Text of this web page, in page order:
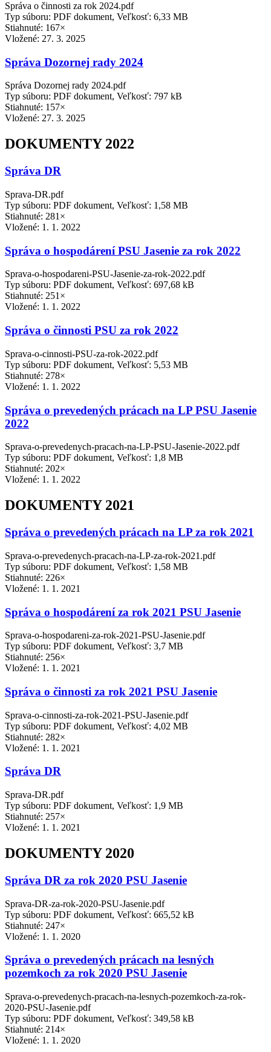
Správa o činnosti za rok 2024.pdf
Typ súboru: PDF dokument, Veľkosť: 6,33 MB
Stiahnuté: 167×
Vložené: 27. 3. 2025
Správa Dozornej rady 2024
Správa Dozornej rady 2024.pdf
Typ súboru: PDF dokument, Veľkosť: 797 kB
Stiahnuté: 157×
Vložené: 27. 3. 2025
DOKUMENTY 2022
Správa DR
Sprava-DR.pdf
Typ súboru: PDF dokument, Veľkosť: 1,58 MB
Stiahnuté: 281×
Vložené: 1. 1. 2022
Správa o hospodárení PSU Jasenie za rok 2022
Sprava-o-hospodareni-PSU-Jasenie-za-rok-2022.pdf
Typ súboru: PDF dokument, Veľkosť: 697,68 kB
Stiahnuté: 251×
Vložené: 1. 1. 2022
Správa o činnosti PSU za rok 2022
Sprava-o-cinnosti-PSU-za-rok-2022.pdf
Typ súboru: PDF dokument, Veľkosť: 5,53 MB
Stiahnuté: 278×
Vložené: 1. 1. 2022
Správa o prevedených prácach na LP PSU Jasenie
2022
Sprava-o-prevedenych-pracach-na-LP-PSU-Jasenie-2022.pdf
Typ súboru: PDF dokument, Veľkosť: 1,8 MB
Stiahnuté: 202×
Vložené: 1. 1. 2022
DOKUMENTY 2021
Správa o prevedených prácach na LP za rok 2021
Sprava-o-prevedenych-pracach-na-LP-za-rok-2021.pdf
Typ súboru: PDF dokument, Veľkosť: 1,58 MB
Stiahnuté: 226×
Vložené: 1. 1. 2021
Správa o hospodárení za rok 2021 PSU Jasenie
Sprava-o-hospodareni-za-rok-2021-PSU-Jasenie.pdf
Typ súboru: PDF dokument, Veľkosť: 3,7 MB
Stiahnuté: 256×
Vložené: 1. 1. 2021
Správa o činnosti za rok 2021 PSU Jasenie
Sprava-o-cinnosti-za-rok-2021-PSU-Jasenie.pdf
Typ súboru: PDF dokument, Veľkosť: 4,02 MB
Stiahnuté: 282×
Vložené: 1. 1. 2021
Správa DR
Sprava-DR.pdf
Typ súboru: PDF dokument, Veľkosť: 1,9 MB
Stiahnuté: 257×
Vložené: 1. 1. 2021
DOKUMENTY 2020
Správa DR za rok 2020 PSU Jasenie
Sprava-DR-za-rok-2020-PSU-Jasenie.pdf
Typ súboru: PDF dokument, Veľkosť: 665,52 kB
Stiahnuté: 247×
Vložené: 1. 1. 2020
Správa o prevedených prácach na lesných
pozemkoch za rok 2020 PSU Jasenie
Sprava-o-prevedenych-pracach-na-lesnych-pozemkoch-za-rok-
2020-PSU-Jasenie.pdf
Typ súboru: PDF dokument, Veľkosť: 349,58 kB
Stiahnuté: 214×
Vložené: 1. 1. 2020